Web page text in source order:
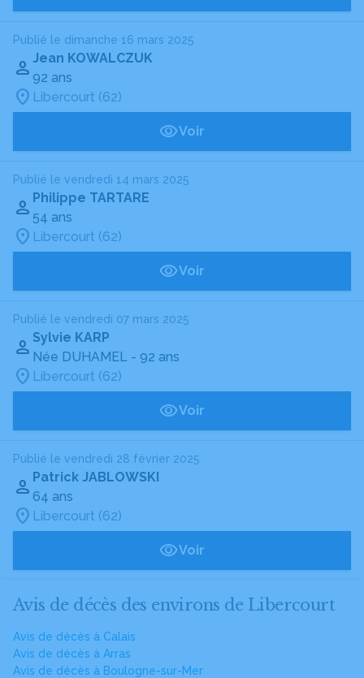
Publié le dimanche 16 mars 2025
Jean KOWALCZUK
92 ans
Libercourt (62)
Voir
Publié le vendredi 14 mars 2025
Philippe TARTARE
54 ans
Libercourt (62)
Voir
Publié le vendredi 07 mars 2025
Sylvie KARP
Née DUHAMEL - 92 ans
Libercourt (62)
Voir
Publié le vendredi 28 février 2025
Patrick JABLOWSKI
64 ans
Libercourt (62)
Voir
Avis de décès des environs de Libercourt
Avis de décès à Calais
Avis de décès à Arras
Avis de décès à Boulogne-sur-Mer